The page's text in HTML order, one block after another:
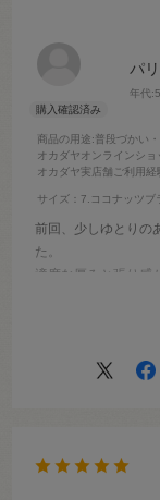
パ
年代:
商品の用途:普段づかい
オカダヤオンラインショ
オカダヤ実店舗ご利用経
サイズ：7.ココナッツブ
前回、少しゆとりの
た。
適度な厚みと張り感